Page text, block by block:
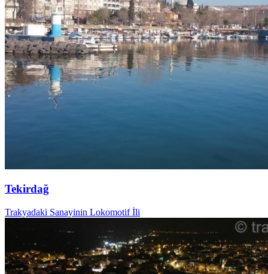
Tekirdağ
Trakyadaki Sanayinin Lokomotif İli